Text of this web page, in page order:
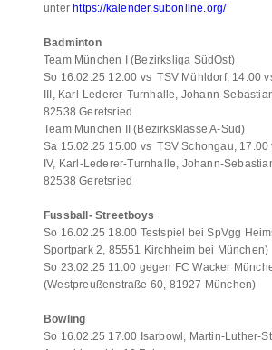
unter https://kalender.subonline.org/
Badminton
Team München I (Bezirksliga SüdOst)
So 16.02.25 12.00 vs TSV Mühldorf, 14.00
III, Karl-Lederer-Turnhalle, Johann-
82538 Geretsried
Team München II (Bezirksklasse A-Süd)
Sa 15.02.25 15.00 vs TSV Schongau, 17.00
IV, Karl-Lederer-Turnhalle, Johann-
82538 Geretsried
Fussball- Streetboys
So 16.02.25 18.00 Testspiel bei SpVgg
Sportpark 2, 85551 Kirchheim bei München)
So 23.02.25 11.00 gegen FC Wacker
(Westpreußenstraße 60, 81927 München)
Bowling
So 16.02.25 17.00 Isarbowl, Martin-Luther-